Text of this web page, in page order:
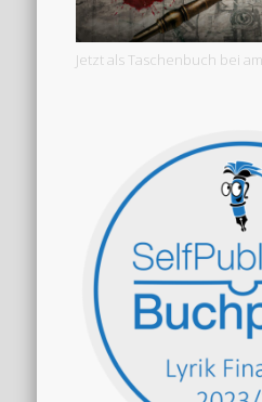
Jetzt als Taschenbuch bei